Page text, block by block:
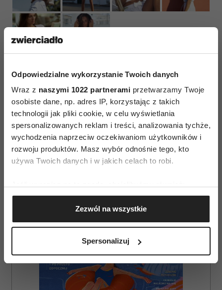
Odpowiedzialne wykorzystanie Twoich danych
Wraz z naszymi 1022 partnerami przetwarzamy Twoje
osobiste dane, np. adres IP, korzystając z takich
technologii jak pliki cookie, w celu wyświetlania
spersonalizowanych reklam i treści, analizowania tychże,
wychodzenia naprzeciw oczekiwaniom użytkowników i
rozwoju produktów. Masz wybór odnośnie tego, kto
używa Twoich danych i w jakich celach to robi.
Gromadzić dane dotyczące Twojej lokalizacji
geograficznej z dokładnością nawet do kilku metrów
Identyfikować Twoje urządzenie, aktywnie
(fingerprinting, czyli wirtualny odcisk palca)
dane są przetwarzane oraz ustaw własne preferencje w
sekcji szczegółów
. W Deklaracji plików cookie możesz
Zezwól na wszystkie
Spersonalizuj
AUTOPROMOCJA